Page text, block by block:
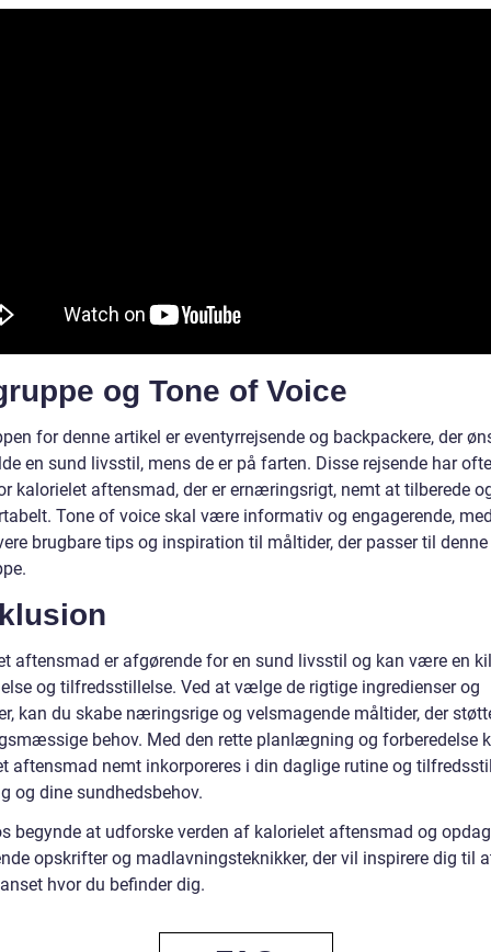
og Tone of Voice
for denne artikel er eventyrrejsende og backpackere, der
en sund livsstil, mens de er på farten. Disse rejsende har
kalorielet aftensmad, der er ernæringsrigt, nemt at tilberede
Tone of voice skal være informativ og engagerende,
brugbare tips og inspiration til måltider, der passer til denne
aftensmad er afgørende for en sund livsstil og kan være en
og tilfredsstillelse. Ved at vælge de rigtige ingredienser og
kan du skabe næringsrige og velsmagende måltider, der
behov. Med den rette planlægning og forberedelse
aftensmad nemt inkorporeres i din daglige rutine og
og dine sundhedsbehov.
begynde at udforske verden af kalorielet aftensmad og
opskrifter og madlavningsteknikker, der vil inspirere dig til
hvor du befinder dig.